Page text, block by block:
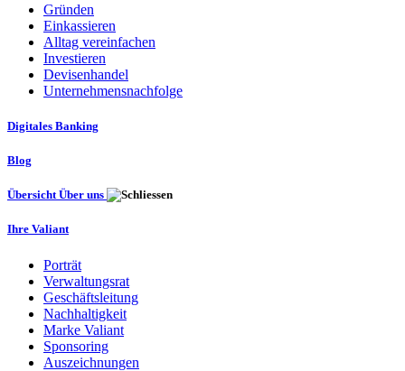
Gründen
Einkassieren
Alltag vereinfachen
Investieren
Devisenhandel
Unternehmensnachfolge
Digitales Banking
Blog
Übersicht Über uns
Ihre Valiant
Porträt
Verwaltungsrat
Geschäftsleitung
Nachhaltigkeit
Marke Valiant
Sponsoring
Auszeichnungen